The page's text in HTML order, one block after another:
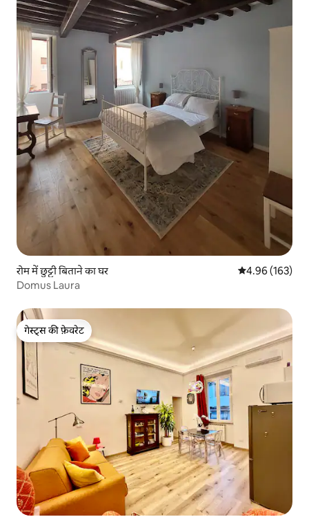
रोम में छुट्टी बिताने का घर औसत रेटिंग 5 में से
4.96 (163)
Domus Laura
गेस्ट्स की फ़ेवरेट
गेस्ट्स की फ़ेवरेट